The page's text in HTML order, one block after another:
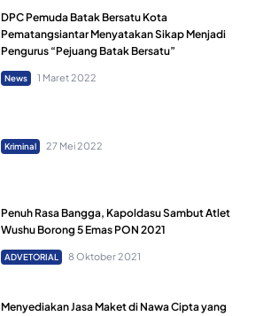
DPC Pemuda Batak Bersatu Kota
Pematangsiantar Menyatakan Sikap Menjadi
Pengurus “Pejuang Batak Bersatu”
News 1 Maret 2022
Kriminal 27 Mei 2022
Penuh Rasa Bangga, Kapoldasu Sambut Atlet
Wushu Borong 5 Emas PON 2021
ADVETORIAL 8 Oktober 2021
Menyediakan Jasa Maket di Nawa Cipta yang